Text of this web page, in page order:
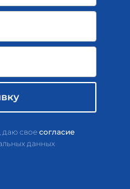
даю свое согласие
данных